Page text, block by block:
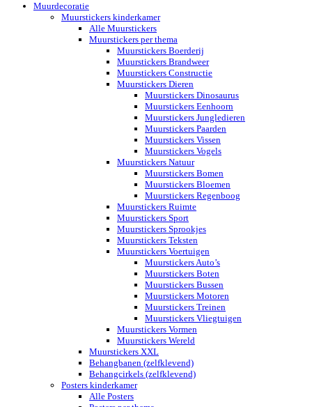
Muurdecoratie
Muurstickers kinderkamer
Alle Muurstickers
Muurstickers per thema
Muurstickers Boerderij
Muurstickers Brandweer
Muurstickers Constructie
Muurstickers Dieren
Muurstickers Dinosaurus
Muurstickers Eenhoorn
Muurstickers Jungledieren
Muurstickers Paarden
Muurstickers Vissen
Muurstickers Vogels
Muurstickers Natuur
Muurstickers Bomen
Muurstickers Bloemen
Muurstickers Regenboog
Muurstickers Ruimte
Muurstickers Sport
Muurstickers Sprookjes
Muurstickers Teksten
Muurstickers Voertuigen
Muurstickers Auto’s
Muurstickers Boten
Muurstickers Bussen
Muurstickers Motoren
Muurstickers Treinen
Muurstickers Vliegtuigen
Muurstickers Vormen
Muurstickers Wereld
Muurstickers XXL
Behangbanen (zelfklevend)
Behangcirkels (zelfklevend)
Posters kinderkamer
Alle Posters